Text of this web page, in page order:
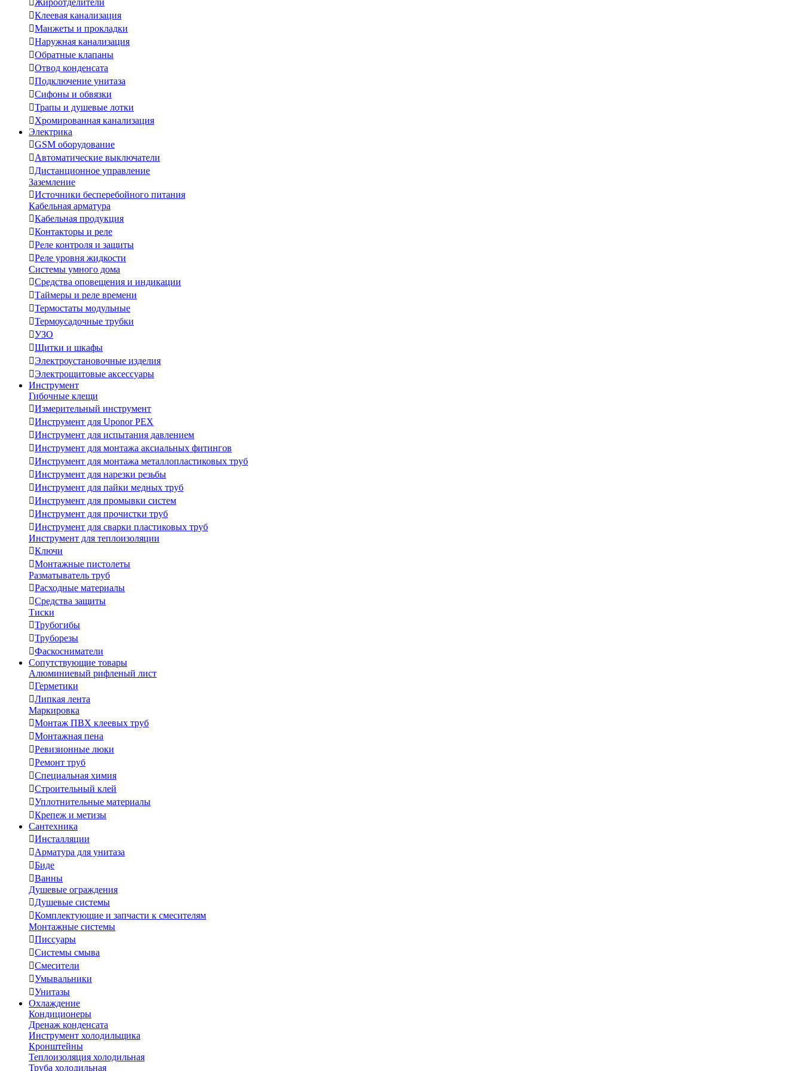
Жироотделители
Клеевая канализация
Манжеты и прокладки
Наружная канализация
Обратные клапаны
Отвод конденсата
Подключение унитаза
Сифоны и обвязки
Трапы и душевые лотки
Хромированная канализация
Электрика
GSM оборудование
Автоматические выключатели
Дистанционное управление
Заземление
Источники бесперебойного питания
Кабельная арматура
Кабельная продукция
Контакторы и реле
Реле контроля и защиты
Реле уровня жидкости
Системы умного дома
Средства оповещения и индикации
Таймеры и реле времени
Термостаты модульные
Термоусадочные трубки
УЗО
Щитки и шкафы
Электроустановочные изделия
Электрощитовые аксессуары
Инструмент
Гибочные клещи
Измерительный инструмент
Инструмент для Uponor PEX
Инструмент для испытания давлением
Инструмент для монтажа аксиальных фитингов
Инструмент для монтажа металлопластиковых труб
Инструмент для нарезки резьбы
Инструмент для пайки медных труб
Инструмент для промывки систем
Инструмент для прочистки труб
Инструмент для сварки пластиковых труб
Инструмент для теплоизоляции
Ключи
Монтажные пистолеты
Разматыватель труб
Расходные материалы
Средства защиты
Тиски
Трубогибы
Труборезы
Фаскосниматели
Сопутствующие товары
Алюминиевый рифленый лист
Герметики
Липкая лента
Маркировка
Монтаж ПВХ клеевых труб
Монтажная пена
Ревизионные люки
Ремонт труб
Специальная химия
Строительный клей
Уплотнительные материалы
Крепеж и метизы
Сантехника
Инсталляции
Арматура для унитаза
Биде
Ванны
Душевые ограждения
Душевые системы
Комплектующие и запчасти к смесителям
Монтажные системы
Писсуары
Системы смыва
Смесители
Умывальники
Унитазы
Охлаждение
Кондиционеры
Дренаж конденсата
Инструмент холодильщика
Кронштейны
Теплоизоляция холодильная
Труба холодильная